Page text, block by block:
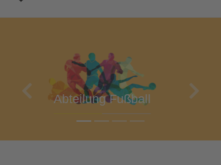
Abteilung Turnen
Previous